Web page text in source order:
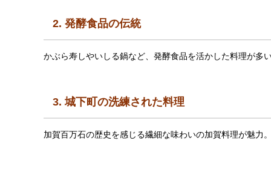
2. 発酵食品の伝統
かぶら寿しやいしる鍋など、発酵食品を活かした料理が多い
3. 城下町の洗練された料理
加賀百万石の歴史を感じる繊細な味わいの加賀料理が魅力。